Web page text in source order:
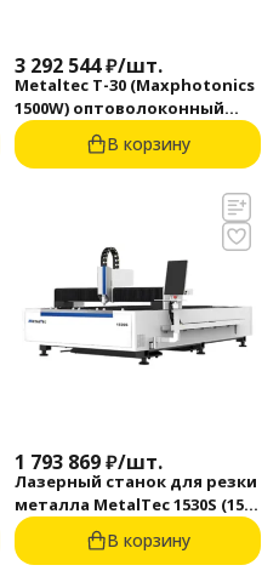
3 292 544₽/шт.
Metaltec T-30 (Maxphotonics
1500W) оптоволоконный
лазерный станок для
металлических труб
В корзину
1 793 869₽/шт.
Лазерный станок для резки
металла MetalTec 1530S (1500
Вт)
В корзину